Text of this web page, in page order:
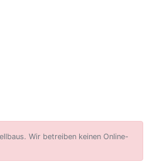
Wir betreiben keinen Online-